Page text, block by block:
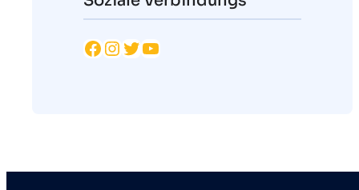
Facebook Instagram Twitter YouTube